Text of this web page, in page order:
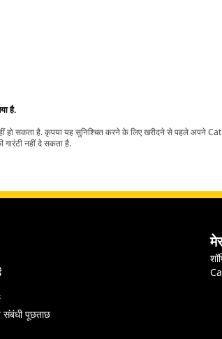
है.
सकता है. कृपया यह सुनिश्चित करने के लिए खरीदने से पहले अपने
नहीं दे सकता है.
संबंधी पूछताछ